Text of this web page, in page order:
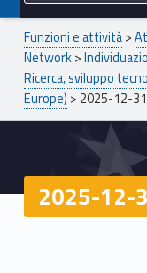
Breadcrumbs navigation
Funzioni e attività>
Network>
Ricerca, sviluppo
Europe) > 2025-12-
2025-12-